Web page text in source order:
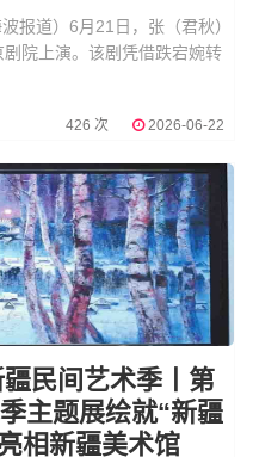
道）6月21日，张（君秋）
院上演。该剧凭借跌宕婉转
426 次 2026-06-22
民间艺术季丨第
主题展绘就“新疆
相新疆美术馆